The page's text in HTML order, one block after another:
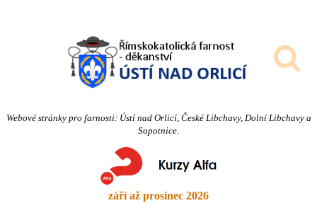
Webové stránky pro farnosti: Ústí nad Orlicí, České Libchavy, Dolní Libchavy a
Sopotnice.
září až prosinec 2026